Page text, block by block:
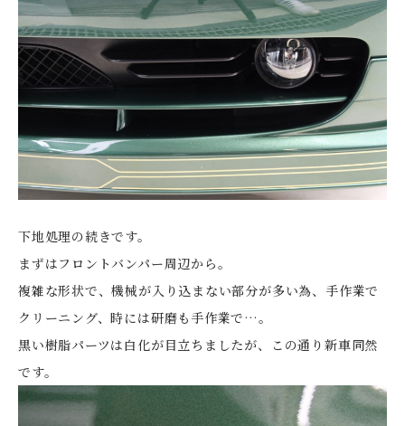
下地処理の続きです。
まずはフロントバンパー周辺から。
複雑な形状で、機械が入り込まない部分が多い為、手作業で
クリーニング、時には研磨も手作業で…。
黒い樹脂パーツは白化が目立ちましたが、この通り新車同然
です。